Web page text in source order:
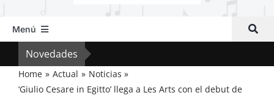
Menú
Inicio
Actual
Artículos
Novedades
Home Actual
Noticias
‘Giulio Cesare in Egitto’ llega a Les Arts con el debut de